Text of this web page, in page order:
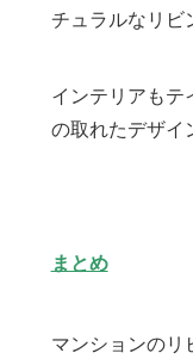
チュラルなリビ
インテリアもテ
の取れたデザイ
まとめ
マンションのリ